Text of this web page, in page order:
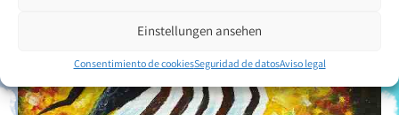
Einstellungen ansehen
Consentimiento de cookiesSeguridad de datosAviso legal